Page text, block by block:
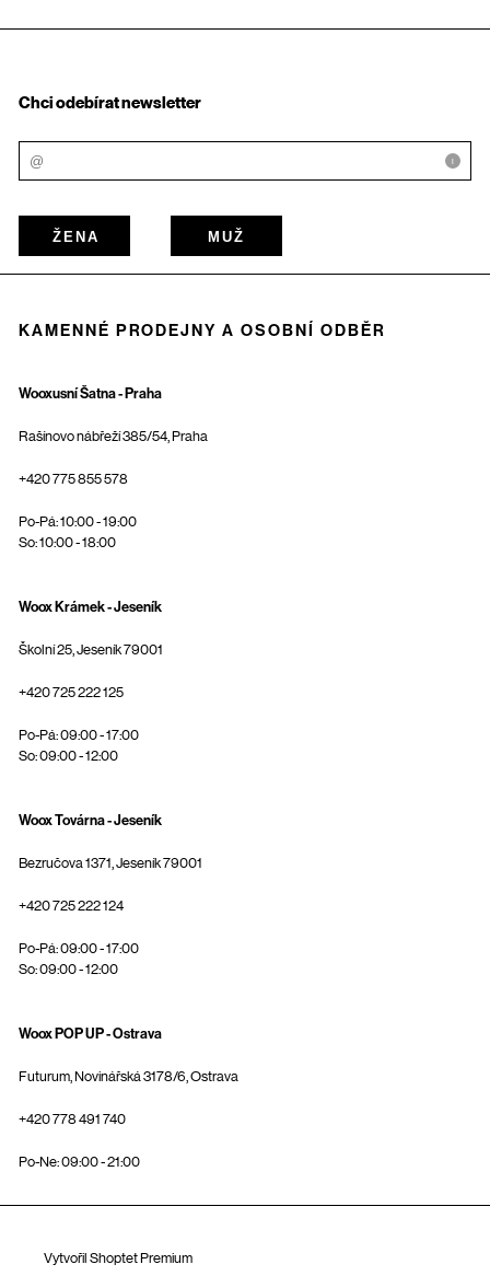
Chci odebírat newsletter
i
ŽENA MUŽ
KAMENNÉ PRODEJNY A OSOBNÍ ODBĚR
Wooxusní Šatna - Praha
Rašínovo nábřeží 385/54, Praha
+420 775 855 578
Po-Pá: 10:00 - 19:00
So: 10:00 - 18:00
Woox Krámek - Jeseník
Školní 25, Jeseník 79001
+420 725 222 125
Po-Pá: 09:00 - 17:00
So: 09:00 - 12:00
Woox Továrna - Jeseník
Bezručova 1371, Jeseník 79001
+420 725 222 124
Po-Pá: 09:00 - 17:00
So: 09:00 - 12:00
Woox POP UP - Ostrava
Futurum, Novinářská 3178/6, Ostrava
+420 778 491 740
Po-Ne: 09:00 - 21:00
Vytvořil Shoptet Premium